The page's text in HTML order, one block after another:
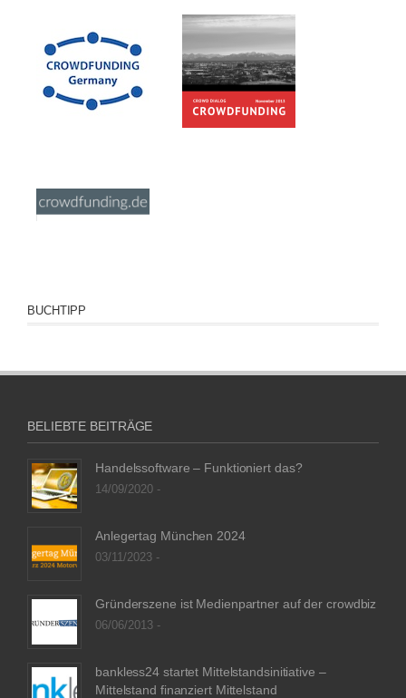
BUCHTIPP
BELIEBTE BEITRÄGE
Handelssoftware – Funktioniert das?
14/09/2020 -
Anlegertag München 2024
03/11/2023 -
Gründerszene ist Medienpartner auf der crowdbiz
06/06/2013 -
bankless24 startet Mittelstandsinitiative –
Mittelstand finanziert Mittelstand